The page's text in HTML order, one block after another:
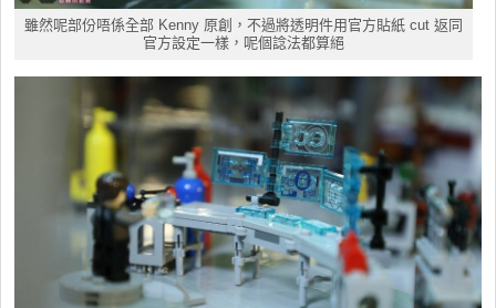
雖然呢部份唔係全部 Kenny 原創，不過將透明件用官方貼紙 cut 返同
官方設定一樣，呢個諗法都算絕